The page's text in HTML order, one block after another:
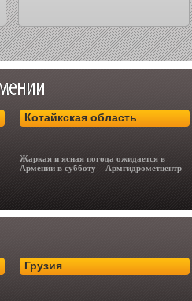
Котайкская область
Жаркая и ясная погода ожидается в
Армении в субботу – Армгидрометцентр
Грузия